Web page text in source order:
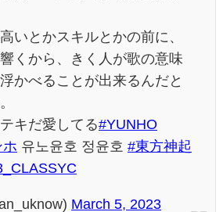
いとかスキルとかの前に、
くから、きく人が歌の意味
かべることが出来るんだと
キだ愛してる#YUNHO
ホ 유노윤호 정윤호 #東方神起
March 5, 2023